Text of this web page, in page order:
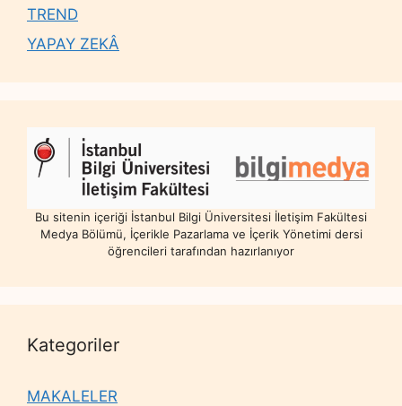
TREND
YAPAY ZEKÂ
Bu sitenin içeriği İstanbul Bilgi Üniversitesi İletişim Fakültesi
Medya Bölümü, İçerikle Pazarlama ve İçerik Yönetimi dersi
öğrencileri tarafından hazırlanıyor
Kategoriler
MAKALELER